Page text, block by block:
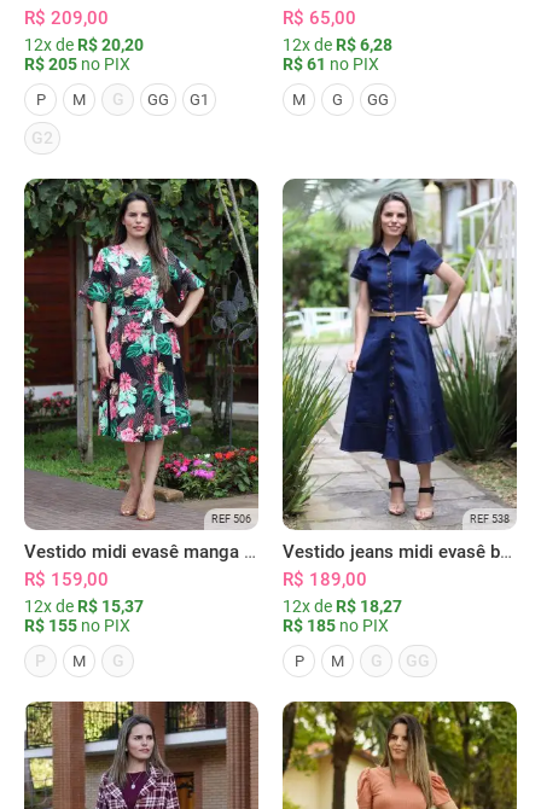
R$ 209,00
12x de R$ 20,20
R$ 205 no PIX
P M G GG G1
G2
R$ 65,00
12x de R$ 6,28
R$ 61 no PIX
M G GG
REF 506
Vestido midi evasê manga flare preto
R$ 159,00
12x de R$ 15,37
R$ 155 no PIX
P
M G
REF 538
Vestido jeans midi evasê botões
R$ 189,00
12x de R$ 18,27
R$ 185 no PIX
P M G GG